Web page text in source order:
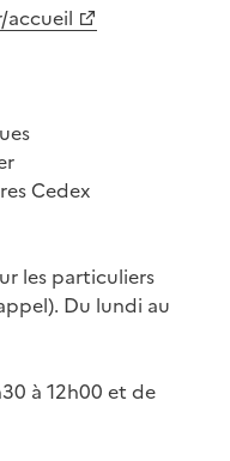
Cedex
les particuliers
Du lundi au
à 12h00 et de